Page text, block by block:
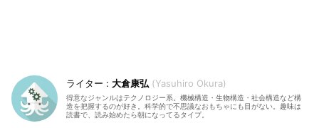
大倉康弘 Yasuhiro Okura
得意なジャンルはテクノロジー系。機械構造・生物構造・社会構造など構
造を把握するのが好き。科学的で不思議なおもちゃにも目がない。趣味は
読書で、読み始めたら朝になってるタイプ。